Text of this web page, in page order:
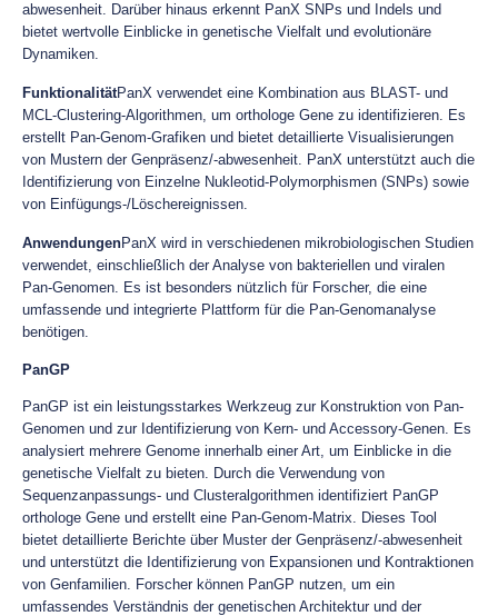
abwesenheit. Darüber hinaus erkennt PanX SNPs und Indels und
bietet wertvolle Einblicke in genetische Vielfalt und evolutionäre
Dynamiken.
FunktionalitätPanX verwendet eine Kombination aus BLAST- und
MCL-Clustering-Algorithmen, um orthologe Gene zu identifizieren. Es
erstellt Pan-Genom-Grafiken und bietet detaillierte Visualisierungen
von Mustern der Genpräsenz/-abwesenheit. PanX unterstützt auch die
Identifizierung von Einzelne Nukleotid-Polymorphismen (SNPs) sowie
von Einfügungs-/Löschereignissen.
AnwendungenPanX wird in verschiedenen mikrobiologischen Studien
verwendet, einschließlich der Analyse von bakteriellen und viralen
Pan-Genomen. Es ist besonders nützlich für Forscher, die eine
umfassende und integrierte Plattform für die Pan-Genomanalyse
benötigen.
PanGP
PanGP ist ein leistungsstarkes Werkzeug zur Konstruktion von Pan-
Genomen und zur Identifizierung von Kern- und Accessory-Genen. Es
analysiert mehrere Genome innerhalb einer Art, um Einblicke in die
genetische Vielfalt zu bieten. Durch die Verwendung von
Sequenzanpassungs- und Clusteralgorithmen identifiziert PanGP
orthologe Gene und erstellt eine Pan-Genom-Matrix. Dieses Tool
bietet detaillierte Berichte über Muster der Genpräsenz/-abwesenheit
und unterstützt die Identifizierung von Expansionen und Kontraktionen
von Genfamilien. Forscher können PanGP nutzen, um ein
umfassendes Verständnis der genetischen Architektur und der